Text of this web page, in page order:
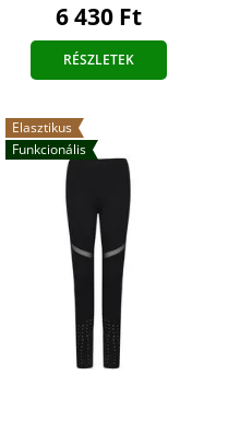
6 430 Ft
RÉSZLETEK
Elasztikus
Funkcionális